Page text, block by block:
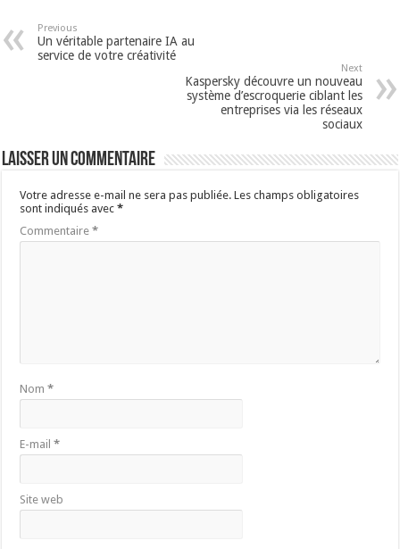
Previous
Un véritable partenaire IA au
service de votre créativité
Next
Kaspersky découvre un nouveau
système d’escroquerie ciblant les
entreprises via les réseaux
sociaux
Laisser un commentaire
Votre adresse e-mail ne sera pas publiée. Les champs obligatoires
sont indiqués avec*
Commentaire*
Nom*
E-mail*
Site web